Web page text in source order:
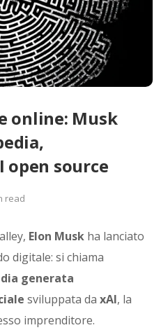
online: Musk
open source
read
Elon Muskha lanciato
digitale: si chiama
generata
sviluppata da xAI, la
imprenditore.